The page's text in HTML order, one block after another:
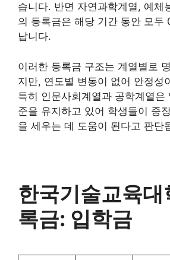
습니다. 반면 자연과학계열, 예체
의 등록금은 해당 기간 동안 모두
납니다.
이러한 등록금 구조는 계열별로
지만, 연도별 변동이 없어 안정성
특히 인문사회계열과 공학계열은
준을 유지하고 있어 학생들이 중
을 세우는 데 도움이 된다고 판단
한국기술교육대
록금: 입학금